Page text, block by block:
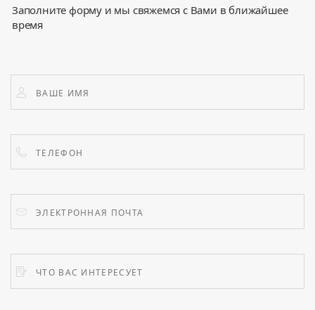
Заполните форму и мы свяжемся с Вами в ближайшее
время